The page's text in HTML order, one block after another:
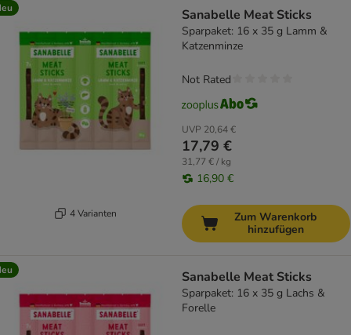
4 Varianten
Sanabelle Meat Sticks
Sparpaket: 16 x 35 g Lamm &
Katzenminze
UVP 20,64 €
17,79 €
31,77 € / kg
16,90 €
Not Rated
Zum Warenkorb
hinzufügen
Sanabelle Meat Sticks
Sparpaket: 16 x 35 g Lachs &
Forelle